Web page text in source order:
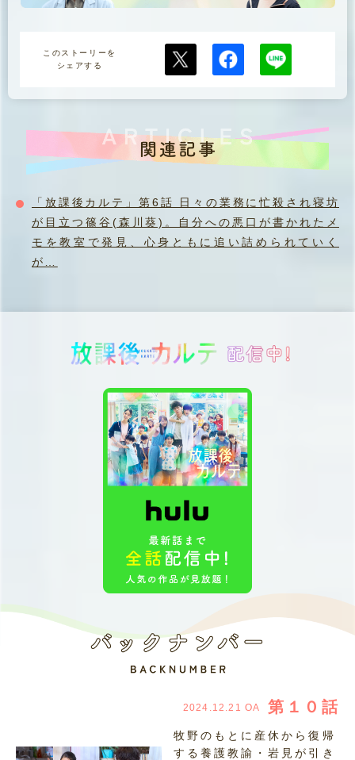
このストーリーを
シェアする
「放課後カルテ」第6話 日々の業務に忙殺され寝坊
が目立つ篠谷(森川葵)。自分への悪口が書かれたメ
モを教室で発見、心身ともに追い詰められていく
が…
2024.12.21 OA 第１０話
牧野のもとに産休から復帰
する養護教諭・岩見が引き